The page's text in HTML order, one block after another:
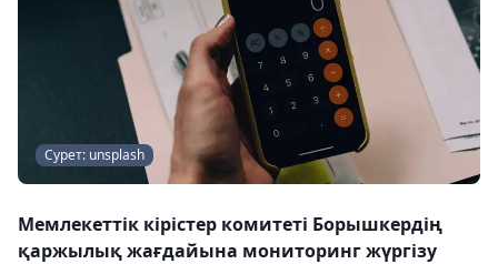
Сурет: unsplash
Мемлекеттік кірістер комитеті Борышкердің
қаржылық жағдайына мониторинг жүргізу